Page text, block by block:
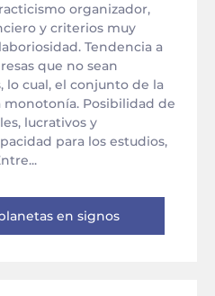
organizador,
y criterios muy
Tendencia a
que no sean
lo cual, el conjunto de la
Posibilidad de
lucrativos y
para los estudios,
en signos